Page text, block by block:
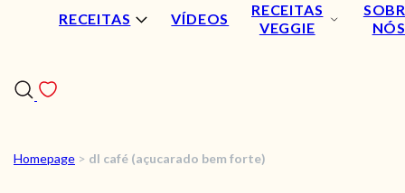
RECEITAS VÍDEOS
RECEITAS
VEGGIE
NÓS
RECEITAS
Homepage > dl café (açucarado bem forte)